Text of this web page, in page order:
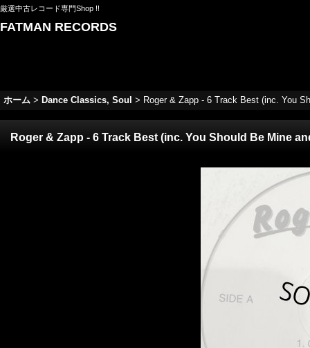
厳選中古レコード専門Shop !!
FATMAN RECORDS
ホーム > Dance Classics, Soul > Roger & Zapp - 6 Track Best (inc. You
Roger & Zapp - 6 Track Best (inc. You Should Be Mine